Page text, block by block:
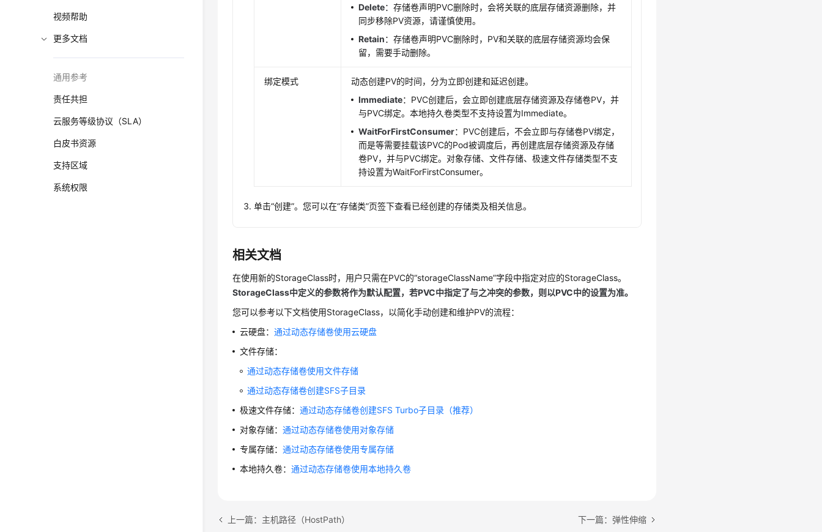
视频帮助
更多文档
通用参考
责任共担
云服务等级协议（SLA）
白皮书资源
支持区域
系统权限
Delete：存储卷声明PVC删除时，会将关联的底层存储资源删除，并
同步移除PV资源，请谨慎使用。
Retain：存储卷声明PVC删除时，PV和关联的底层存储资源均会保
留，需要手动删除。
绑定模式
动态创建PV的时间，分为立即创建和延迟创建。
Immediate：PVC创建后，会立即创建底层存储资源及存储卷PV，并
与PVC绑定。本地持久卷类型不支持设置为Immediate。
WaitForFirstConsumer：PVC创建后，不会立即与存储卷PV绑定，
而是等需要挂载该PVC的Pod被调度后，再创建底层存储资源及存储
卷PV，并与PVC绑定。对象存储、文件存储、极速文件存储类型不支
持设置为WaitForFirstConsumer。
单击“创建”。您可以在“存储类”页签下查看已经创建的存储类及相关信息。
相关文档
在使用新的StorageClass时，用户只需在PVC的“storageClassName”字段中指定对应的StorageClass。
StorageClass中定义的参数将作为默认配置，若PVC中指定了与之冲突的参数，则以PVC中的设置为准。
您可以参考以下文档使用StorageClass，以简化手动创建和维护PV的流程：
云硬盘：通过动态存储卷使用云硬盘
文件存储：
通过动态存储卷使用文件存储
通过动态存储卷创建SFS子目录
极速文件存储：通过动态存储卷创建SFS Turbo子目录（推荐）
对象存储：通过动态存储卷使用对象存储
专属存储：通过动态存储卷使用专属存储
本地持久卷：通过动态存储卷使用本地持久卷
上一篇：主机路径（HostPath） 下一篇：弹性伸缩